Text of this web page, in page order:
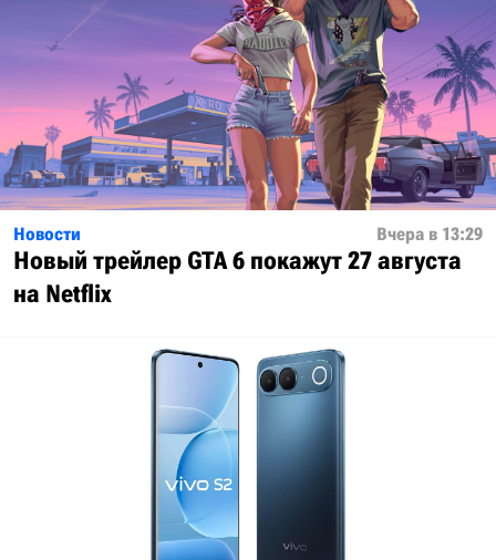
Новости Вчера в 13:29
Новый трейлер GTA 6 покажут 27 августа
на Netflix